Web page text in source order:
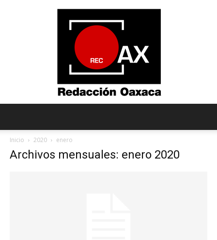
Inicio 2020 enero
Archivos mensuales: enero 2020